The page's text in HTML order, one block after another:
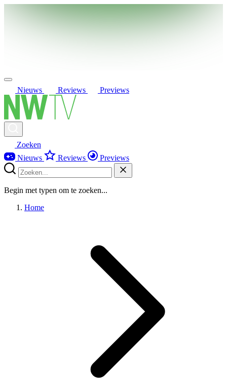
Nieuws Reviews Previews
Zoeken
Nieuws
Reviews Previews
Begin met typen om te zoeken...
Home